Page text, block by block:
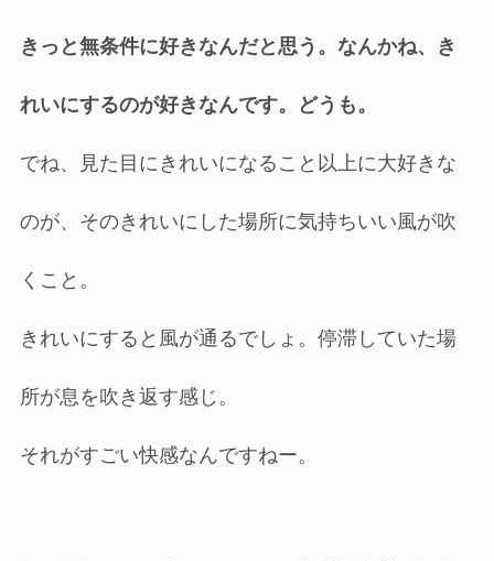
きっと無条件に好きなんだと思う。なんかね、き
れいにするのが好きなんです。どうも。
でね、見た目にきれいになること以上に大好きな
のが、そのきれいにした場所に気持ちいい風が吹
くこと。
きれいにすると風が通るでしょ。停滞していた場
所が息を吹き返す感じ。
それがすごい快感なんですねー。